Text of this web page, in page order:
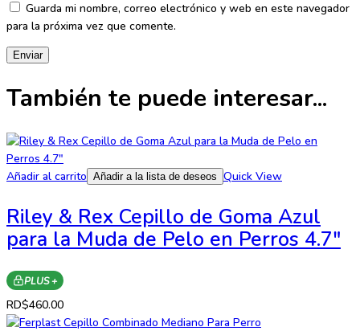
Guarda mi nombre, correo electrónico y web en este navegador
para la próxima vez que comente.
También te puede interesar...
Añadir al carrito Añadir a la lista de deseos Quick View
Riley & Rex Cepillo de Goma Azul
para la Muda de Pelo en Perros 4.7″
PLUS +
RD$460.00